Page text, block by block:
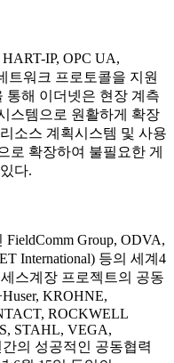
IP, OPC UA,
트워크 프로토콜을 지원
통해 이더넷은 현장 계측
스템으로 원활하게 확장
소스 계획시스템 및 사용
로 확장하여 불필요한 게
다.
Group, ODVA,
International) 등의 세계4
스계장 프로젝트의 공동
KROHNE,
ROCKWELL
STAHL, VEGA,
의 성공적인 공동협력